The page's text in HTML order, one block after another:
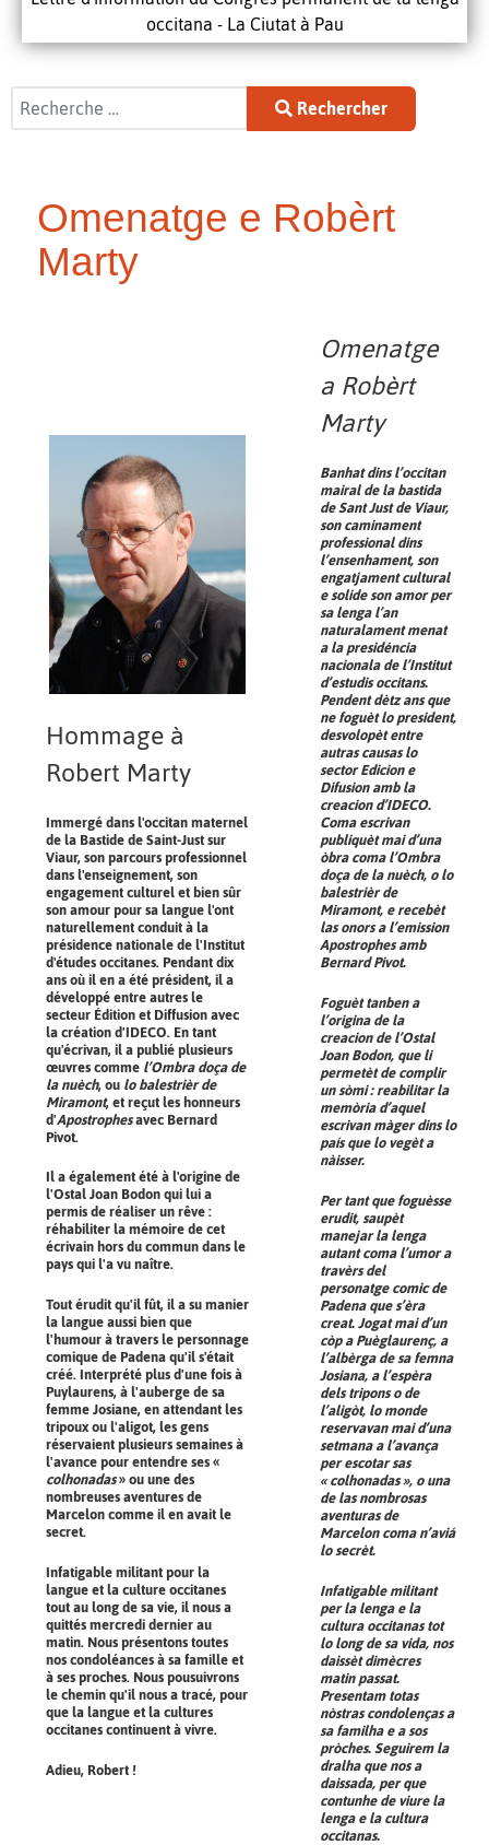
occitana - La Ciutat à Pau
Rechercher
Rechercher
Omenatge e Robèrt
Marty
Hommage à
Robert Marty
Immergé dans l'occitan maternel
de la Bastide de Saint-Just sur
Viaur, son parcours professionnel
dans l'enseignement, son
engagement culturel et bien sûr
son amour pour sa langue l'ont
naturellement conduit à la
présidence nationale de l'Institut
d'études occitanes. Pendant dix
ans où il en a été président, il a
développé entre autres le
secteur Édition et Diffusion avec
la création d'IDECO. En tant
qu'écrivan, il a publié plusieurs
œuvres comme l’Ombra doça de
la nuèch, ou lo balestrièr de
Miramont, et reçut les honneurs
d'Apostrophesavec Bernard
Pivot.
Il a également été à l'origine de
l'Ostal Joan Bodon qui lui a
permis de réaliser un rêve :
réhabiliter la mémoire de cet
écrivain hors du commun dans le
pays qui l'a vu naître.
Tout érudit qu'il fût, il a su manier
la langue aussi bien que
l'humour à travers le personnage
comique de Padena qu'il s'était
créé. Interprété plus d'une fois à
Puylaurens, à l'auberge de sa
femme Josiane, en attendant les
tripoux ou l'aligot, les gens
réservaient plusieurs semaines à
l'avance pour entendre ses «
colhonadas» ou une des
nombreuses aventures de
Marcelon comme il en avait le
secret.
Infatigable militant pour la
langue et la culture occitanes
tout au long de sa vie, il nous a
quittés mercredi dernier au
matin. Nous présentons toutes
nos condoléances à sa famille et
à ses proches. Nous pousuivrons
le chemin qu'il nous a tracé, pour
que la langue et la cultures
occitanes continuent à vivre.
Adieu, Robert !
Omenatge
a Robèrt
Marty
Banhat dins l’occitan
mairal de la bastida
de Sant Just de Viaur,
son caminament
professional dins
l’ensenhament, son
engatjament cultural
e solide son amor per
sa lenga l’an
naturalament menat
a la presidéncia
nacionala de l’Institut
d’estudis occitans.
Pendent dètz ans que
ne foguèt lo president,
desvolopèt entre
autras causas lo
sector Edicion e
Difusion amb la
creacion d’IDECO.
Coma escrivan
publiquèt mai d’una
òbra coma l’Ombra
doça de la nuèch, o lo
balestrièr de
Miramont, e recebèt
las onors a l’emission
Apostrophesamb
Bernard Pivot.
Foguèt tanben a
l’origina de la
creacion de l’Ostal
Joan Bodon, que li
permetèt de complir
un sòmi : reabilitar la
memòria d’aquel
escrivan màger dins lo
país que lo vegèt a
nàisser.
Per tant que foguèsse
erudit, saupèt
manejar la lenga
autant coma l’umor a
travèrs del
personatge comic de
Padena que s’èra
creat. Jogat mai d’un
còp a Puèglaurenç, a
l’albèrga de sa femna
Josiana, a l’espèra
dels tripons o de
l’aligòt, lo monde
reservavan mai d’una
setmana a l’avança
per escotar sas
« colhonadas », o una
de las nombrosas
aventuras de
Marcelon coma n’aviá
lo secrèt.
Infatigable militant
per la lenga e la
cultura occitanas tot
lo long de sa vida, nos
daissèt dimècres
matin passat.
Presentam totas
nòstras condolenças a
sa familha e a sos
pròches. Seguirem la
dralha que nos a
daissada, per que
contunhe de viure la
lenga e la cultura
occitanas.